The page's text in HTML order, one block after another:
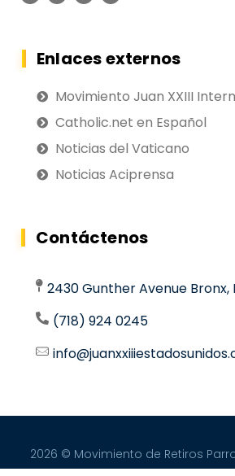
Enlaces externos
Movimiento Juan XXIII
Catholic.net en Español
Noticias del Vaticano
Noticias Aciprensa
Contáctenos
2430 Gunther Avenue Bronx,
(718) 924 0245
2026 © Movimiento de Retiros